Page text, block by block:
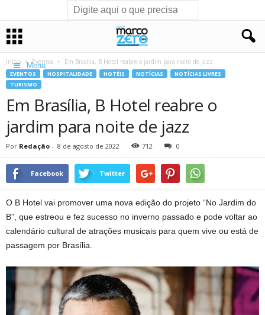
Menu
Início Eventos Em Brasília, B Hotel reabre o jardim para noite de jazz
EVENTOS HOSPITALIDADE HOTÉIS NOTÍCIAS
NOTÍCIAS LIVRES
TURISMO
Em Brasília, B Hotel reabre o
jardim para noite de jazz
Por Redação - 8 de agosto de 2022 712 0
Facebook Twitter
O B Hotel vai promover uma nova edição do projeto “No Jardim do
B”, que estreou e fez sucesso no inverno passado e pode voltar ao
calendário cultural de atrações musicais para quem vive ou está de
passagem por Brasília.